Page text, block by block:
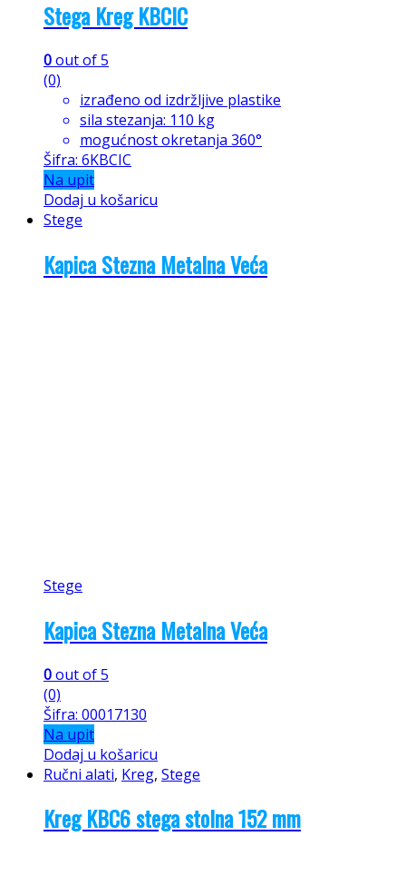
Stega Kreg KBCIC
0out of 5
(0)
izrađeno od izdržljive plastike
sila stezanja: 110 kg
mogućnost okretanja 360°
Šifra: 6KBCIC
Na upit
Dodaj u košaricu
Stege
Kapica Stezna Metalna Veća
Stege
Kapica Stezna Metalna Veća
0out of 5
(0)
Šifra: 00017130
Na upit
Dodaj u košaricu
Ručni alati, Kreg, Stege
Kreg KBC6 stega stolna 152 mm